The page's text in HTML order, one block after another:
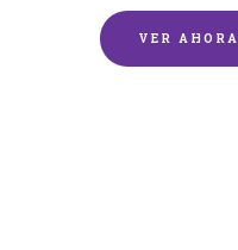
VER AHORA